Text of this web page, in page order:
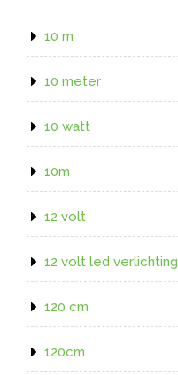
10 m
10 meter
10 watt
10m
12 volt
12 volt led verlichting
120 cm
120cm